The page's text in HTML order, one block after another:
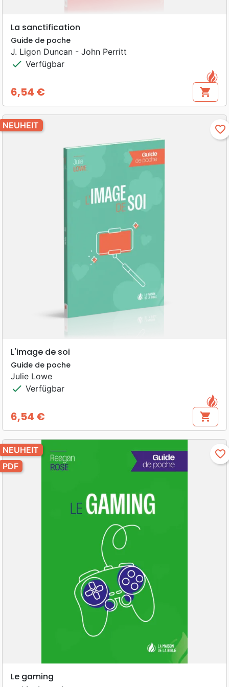
La sanctification
Guide de poche
J. Ligon Duncan - John Perritt
check Verfügbar
Preis
6,54 € shopping_cart
NEUHEIT favorite_border
L'image de soi
Guide de poche
Julie Lowe
check Verfügbar
Preis
6,54 € shopping_cart
NEUHEIT
PDF
favorite_border
Le gaming